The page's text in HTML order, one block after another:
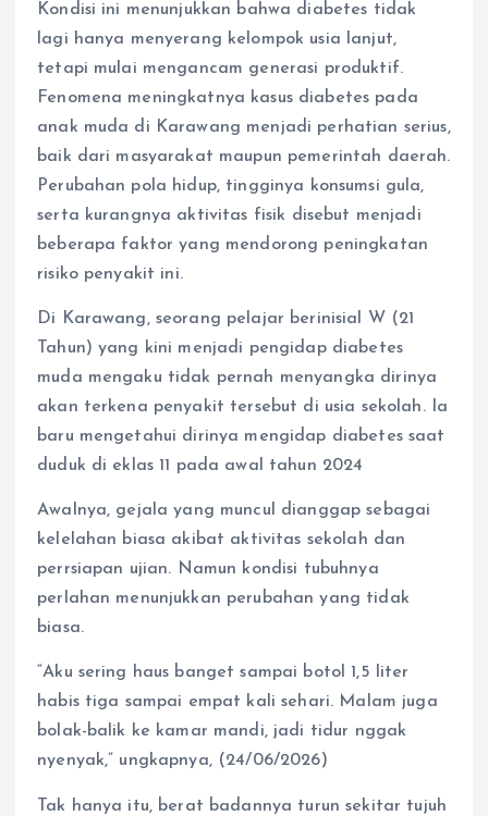
Kondisi ini menunjukkan bahwa diabetes tidak
lagi hanya menyerang kelompok usia lanjut,
tetapi mulai mengancam generasi produktif.
Fenomena meningkatnya kasus diabetes pada
anak muda di Karawang menjadi perhatian serius,
baik dari masyarakat maupun pemerintah daerah.
Perubahan pola hidup, tingginya konsumsi gula,
serta kurangnya aktivitas fisik disebut menjadi
beberapa faktor yang mendorong peningkatan
risiko penyakit ini.
Di Karawang, seorang pelajar berinisial W (21
Tahun) yang kini menjadi pengidap diabetes
muda mengaku tidak pernah menyangka dirinya
akan terkena penyakit tersebut di usia sekolah. Ia
baru mengetahui dirinya mengidap diabetes saat
duduk di eklas 11 pada awal tahun 2024
Awalnya, gejala yang muncul dianggap sebagai
kelelahan biasa akibat aktivitas sekolah dan
perrsiapan ujian. Namun kondisi tubuhnya
perlahan menunjukkan perubahan yang tidak
biasa.
“Aku sering haus banget sampai botol 1,5 liter
habis tiga sampai empat kali sehari. Malam juga
bolak-balik ke kamar mandi, jadi tidur nggak
nyenyak,” ungkapnya, (24/06/2026)
Tak hanya itu, berat badannya turun sekitar tujuh